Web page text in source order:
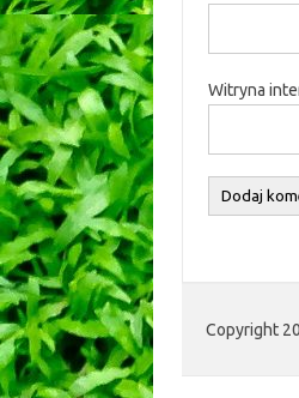
Witryna
Copyright